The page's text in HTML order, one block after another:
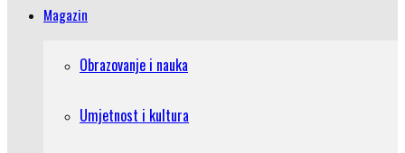
Magazin
Obrazovanje i nauka
Umjetnost i kultura